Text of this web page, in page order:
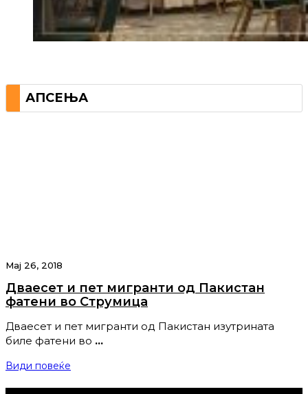
АПСЕЊА
Мај 26, 2018
Дваесет и пет мигранти од Пакистан
фатени во Струмица
Дваесет и пет мигранти од Пакистан изутрината
биле фатени во …
Види повеќе